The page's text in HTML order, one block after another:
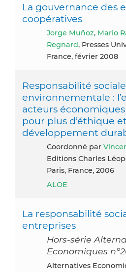
La gouvernance des
coopératives
Jorge Muñoz, Mario
Regnard, Presses
France, février 2008
Responsabilité
environnementale :
acteurs
pour plus d’éthique
développement
Coordonné par
Editions Charles
Paris, France, 2006
ALOE
La responsabilité
entreprises
Hors-série
Economiques
Alternatives Economiques, Paris, France,